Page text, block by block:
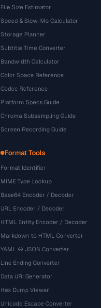
File Size Estimator
Speed & Slow-Mo Calculator
Storage Planner
Subtitle Time Converter
Bandwidth Calculator
Color Space Reference
Codec Reference
Platform Specs Guide
Chroma Subsampling Guide
Screen Recording Guide
Format Tools
Format Identifier
MIME Type Lookup
Base64 Encoder / Decoder
URL Encoder / Decoder
HTML Entity Encoder / Decoder
Markdown to HTML Converter
YAML ↔ JSON Converter
Line Ending Converter
Data URI Generator
Hex Dump Viewer
Unicode Escape Converter